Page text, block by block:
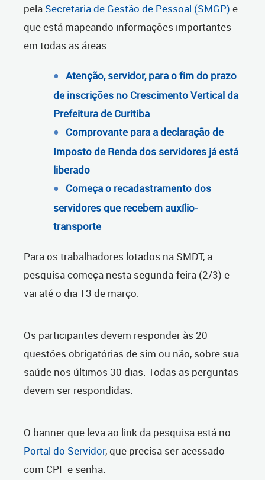
pela Secretaria de Gestão de Pessoal (SMGP) e
que está mapeando informações importantes
em todas as áreas.
Atenção, servidor, para o fim do prazo
de inscrições no Crescimento Vertical da
Prefeitura de Curitiba
Comprovante para a declaração de
Imposto de Renda dos servidores já está
liberado
Começa o recadastramento dos
servidores que recebem auxílio-
transporte
Para os trabalhadores lotados na SMDT, a
pesquisa começa nesta segunda-feira (2/3) e
vai até o dia 13 de março.
Os participantes devem responder às 20
questões obrigatórias de sim ou não, sobre sua
saúde nos últimos 30 dias. Todas as perguntas
devem ser respondidas.
O banner que leva ao link da pesquisa está no
Portal do Servidor, que precisa ser acessado
com CPF e senha.